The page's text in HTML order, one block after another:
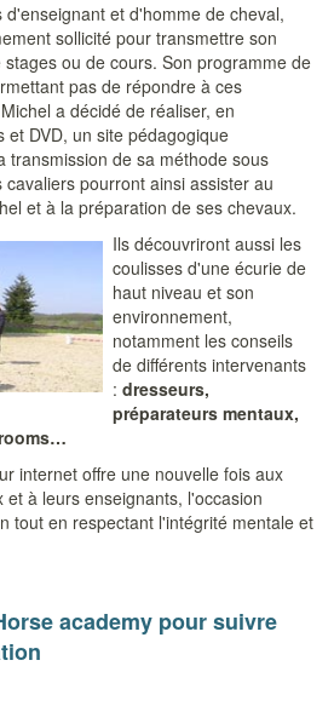
et d'homme de cheval,
sollicité pour transmettre son
ou de cours. Son programme de
pas de répondre à ces
a décidé de réaliser, en
et DVD, un site pédagogique
transmission de sa méthode sous
pourront ainsi assister au
et à la préparation de ses chevaux.
Ils découvriront aussi les
coulisses d'une écurie de
haut niveau et son
environnement,
notamment les conseils
de différents intervenants
: dresseurs,
préparateurs mentaux,
internet offre une nouvelle fois aux
à leurs enseignants, l'occasion
tout en respectant l'intégrité mentale et
academy pour suivre